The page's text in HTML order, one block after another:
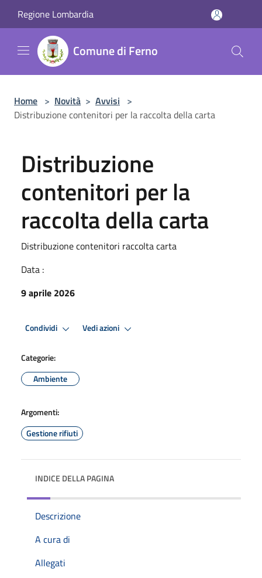
Regione Lombardia
Comune di Ferno
Home > Novità > Avvisi >
Distribuzione contenitori per la raccolta della carta
Distribuzione
contenitori per la
raccolta della carta
Distribuzione contenitori raccolta carta
Data :
9 aprile 2026
Condividi Vedi azioni
Categorie:
Ambiente
Argomenti:
Gestione rifiuti
INDICE DELLA PAGINA
Descrizione
A cura di
Allegati